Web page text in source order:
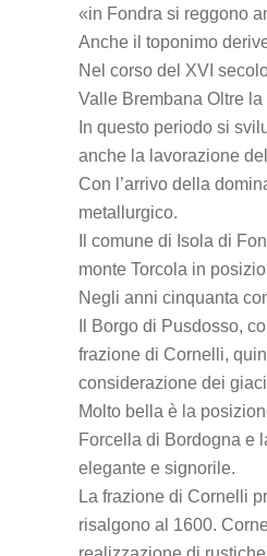
«in Fondra si reggono
Anche il toponimo
Nel corso del XVI
Valle Brembana Oltre
In questo periodo si
anche la lavorazione
Con l’arrivo della
metallurgico.
Il comune di Isola di
monte Torcola in
Negli anni cinquanta
Il Borgo di Pusdosso,
frazione di Cornelli,
considerazione dei
Molto bella è la
Forcella di Bordogna e
elegante e signorile.
La frazione di Cornelli
risalgono al 1600.